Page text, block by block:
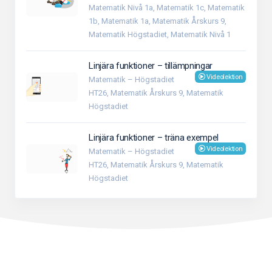
Matematik Nivå 1a, Matematik 1c, Matematik
1b, Matematik 1a, Matematik Årskurs 9,
Matematik Högstadiet, Matematik Nivå 1
Linjära funktioner – tillämpningar
Videolektion
Matematik – Högstadiet
HT26, Matematik Årskurs 9, Matematik
Högstadiet
Linjära funktioner – träna exempel
Videolektion
Matematik – Högstadiet
HT26, Matematik Årskurs 9, Matematik
Högstadiet